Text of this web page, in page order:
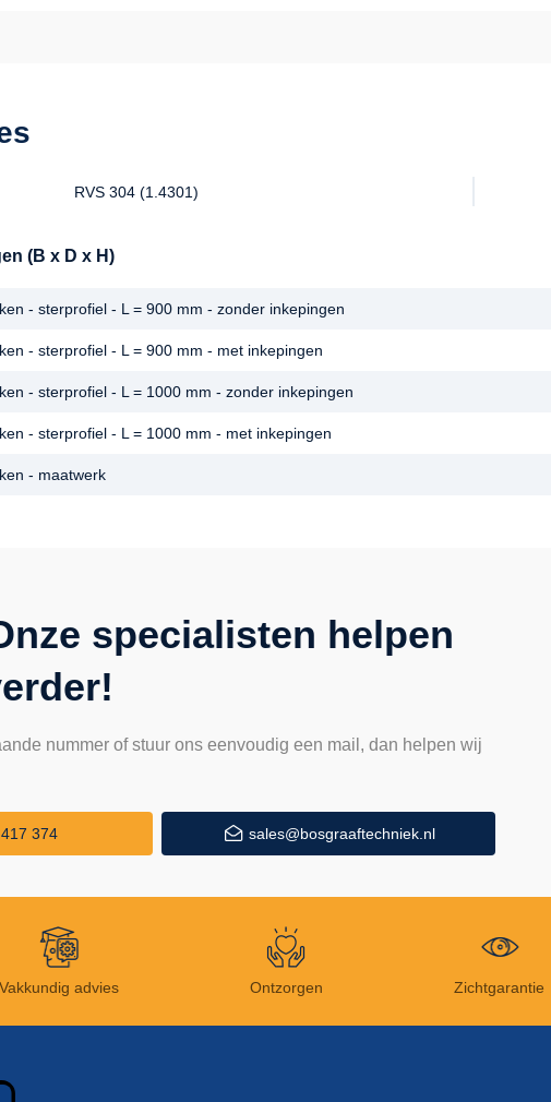
RVS 304 (1.4301)
(B x D x H)
- sterprofiel - L = 900 mm - zonder inkepingen
- sterprofiel - L = 900 mm - met inkepingen
- sterprofiel - L = 1000 mm - zonder inkepingen
- sterprofiel - L = 1000 mm - met inkepingen
- maatwerk
specialisten helpen
nummer of stuur ons eenvoudig een mail, dan helpen wij
374 sales@bosgraaftechniek.nl
Vakkundig advies Ontzorgen Zichtgarantie